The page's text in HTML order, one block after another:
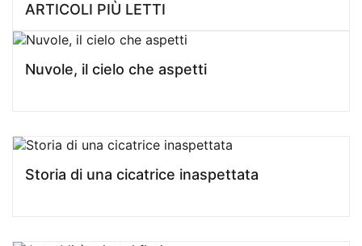
ARTICOLI PIÙ LETTI
Nuvole, il cielo che aspetti
Storia di una cicatrice inaspettata